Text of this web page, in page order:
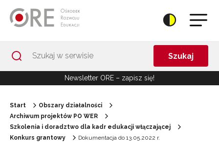
Szukaj
Newsletter ORE – zapisz się!
Start
Obszary działalności
Archiwum projektów PO WER
Szkolenia i doradztwo dla kadr edukacji włączającej
Konkurs grantowy
Dokumentacja do 13.05.2022 r.